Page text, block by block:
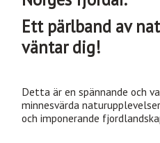
Ett pärlband av
väntar dig!
Detta är en spännande och
minnesvärda
och imponerande